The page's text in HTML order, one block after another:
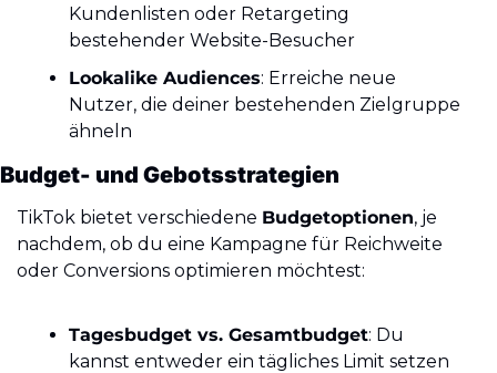
Kundenlisten oder Retargeting
bestehender Website-Besucher
Lookalike Audiences: Erreiche neue
Nutzer, die deiner bestehenden Zielgruppe
ähneln
Budget- und Gebotsstrategien
TikTok bietet verschiedene Budgetoptionen, je
nachdem, ob du eine Kampagne für Reichweite
oder Conversions optimieren möchtest:
Tagesbudget vs. Gesamtbudget: Du
kannst entweder ein tägliches Limit setzen